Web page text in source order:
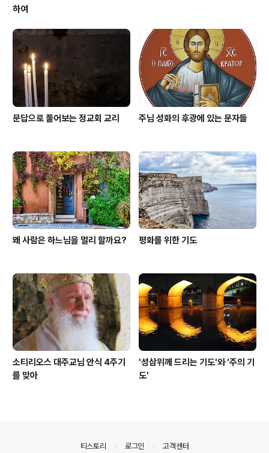
하여
문답으로 풀어보는 정교회 교리 주님 성화의 후광에 있는 문자들
왜 사람은 하느님을 멀리 할까요? 평화를 위한 기도
소티리오스 대주교님 안식 4주기
를 맞아
'성삼위께 드리는 기도'와 '주의 기
도'
티스토리 로그인 고객센터